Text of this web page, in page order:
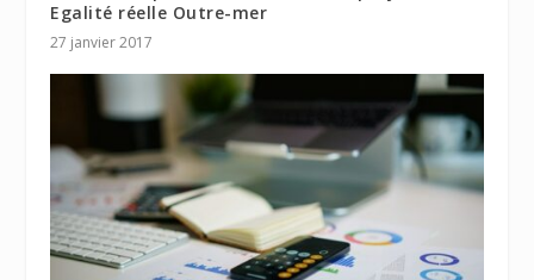
Egalité réelle Outre-mer
27 janvier 2017